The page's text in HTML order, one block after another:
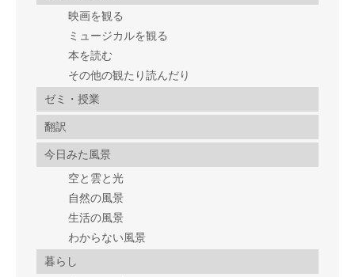
映画を観る
ミュージカルを観る
本を読む
その他の観たり読んだり
ゼミ・授業
翻訳
今日みた風景
空と雲と光
自然の風景
生活の風景
わからない風景
暮らし